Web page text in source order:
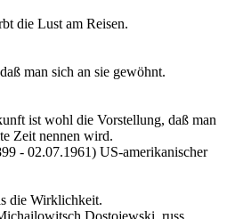
die Lust am Reisen.
man sich an sie gewöhnt.
ist wohl die Vorstellung, daß man
Zeit nennen wird.
- 02.07.1961) US-amerikanischer
die Wirklichkeit.
Dostojewski, russ.